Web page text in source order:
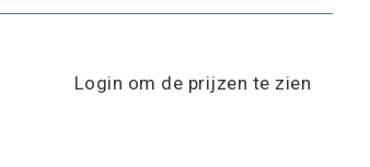
Login om de prijzen te zien